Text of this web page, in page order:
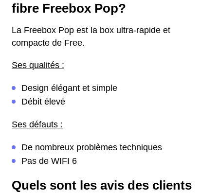
fibre Freebox Pop?
La Freebox Pop est la box ultra-rapide et
compacte de Free.
Ses qualités :
Design élégant et simple
Débit élevé
Ses défauts :
De nombreux problèmes techniques
Pas de WIFI 6
Quels sont les avis des clients